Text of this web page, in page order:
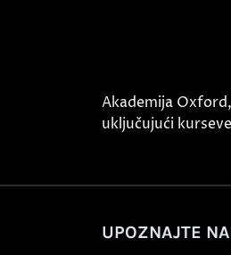
Akademija
uključujući
UPOZNAJTE